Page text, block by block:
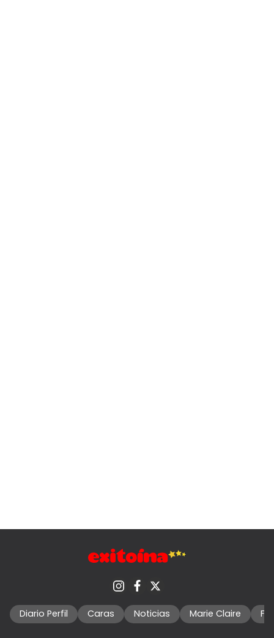
Diario Perfil Caras Noticias Marie Claire